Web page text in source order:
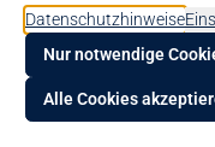
Datenschutzhinweise
Nur notwendige
Alle Cookies
Eine stabile
Mitarbeiter der Erfolg.
Lücke zwischen Technik